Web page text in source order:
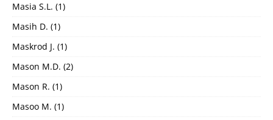
Masia S.L. (1)
Masih D. (1)
Maskrod J. (1)
Mason M.D. (2)
Mason R. (1)
Masoo M. (1)